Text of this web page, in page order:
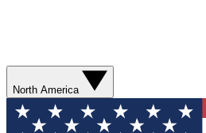
North America